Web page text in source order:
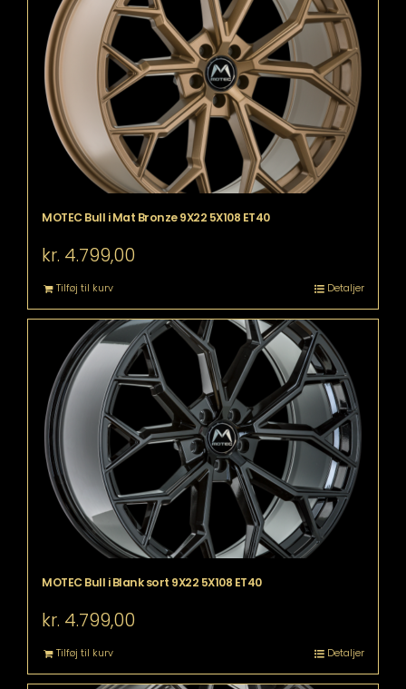
MOTEC Bull i Mat Bronze 9X22 5X108 ET40
kr. 4.799,00
Tilføj til kurv Detaljer
MOTEC Bull i Blank sort 9X22 5X108 ET40
kr. 4.799,00
Tilføj til kurv Detaljer